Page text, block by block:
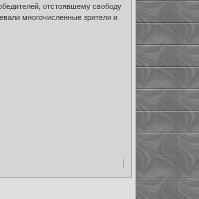
отстоявшему свободу
многочисленные зрители и